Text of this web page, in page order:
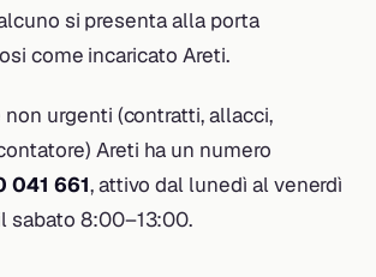
si presenta alla porta
come incaricato Areti.
urgenti (contratti, allacci,
Areti ha un numero
041 661, attivo dal lunedì al venerdì
sabato 8:00–13:00.